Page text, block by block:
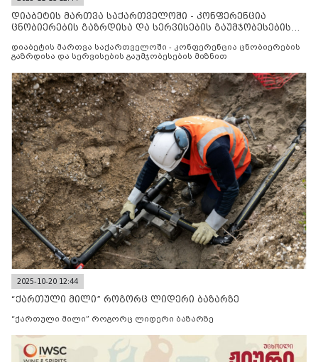
დიაბეტის მართვა საქართველოში - კონფერენცია
ცნობიერების გაზრდისა და სერვისების გაუმჯობესების
დიაბეტის მართვა საქართველოში - კონფერენცია ცნობიერების
გაზრდისა და სერვისების გაუმჯობესების მიზნით
2025-10-20 12:44
“ქართული მილი” როგორც ლიდერი ბაზარზე
“ქართული მილი” როგორც ლიდერი ბაზარზე